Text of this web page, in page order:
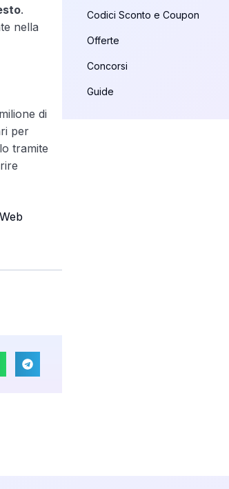
.
nella
di
per
tramite
Codici Sconto e Coupon
Offerte
Concorsi
Guide